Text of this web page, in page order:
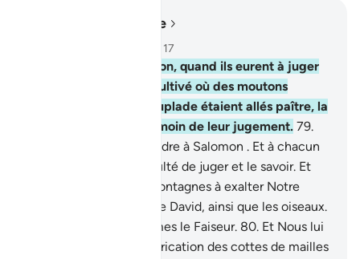
Lire dans le contexte
Chapitre 21, Page 328, Juz 17
Et David, et Salomon, quand ils eurent à juger
au sujet d’un champ cultivé où des moutons
appartenant à une peuplade étaient allés paître, la
nuit. Et Nous étions témoin de leur jugement. 79.
Nous la fîmes comprendre à Salomon . Et à chacun
Nous donnâmes la faculté de juger et le savoir. Et
Nous asservîmes les montagnes à exalter Notre
Gloire en compagnie de David, ainsi que les oiseaux.
Et c’est Nous qui sommes le Faiseur. 80. Et Nous lui
(David) apprîmes la fabrication des cottes de mailles